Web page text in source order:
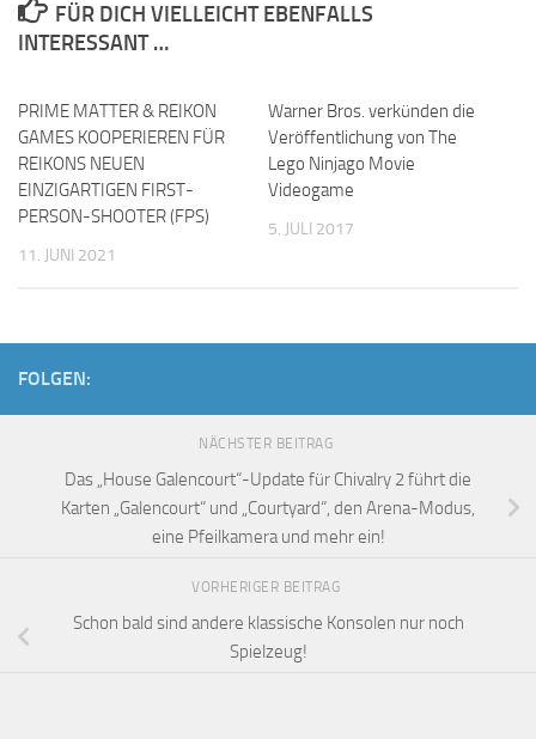
FÜR DICH VIELLEICHT EBENFALLS
INTERESSANT …
PRIME MATTER & REIKON
GAMES KOOPERIEREN FÜR
REIKONS NEUEN
EINZIGARTIGEN FIRST-
PERSON-SHOOTER (FPS)
11. JUNI 2021
Warner Bros. verkünden die
Veröffentlichung von The
Lego Ninjago Movie
Videogame
5. JULI 2017
FOLGEN:
NÄCHSTER BEITRAG
Das „House Galencourt“-Update für Chivalry 2 führt die
Karten „Galencourt“ und „Courtyard“, den Arena-Modus,
eine Pfeilkamera und mehr ein!
VORHERIGER BEITRAG
Schon bald sind andere klassische Konsolen nur noch
Spielzeug!